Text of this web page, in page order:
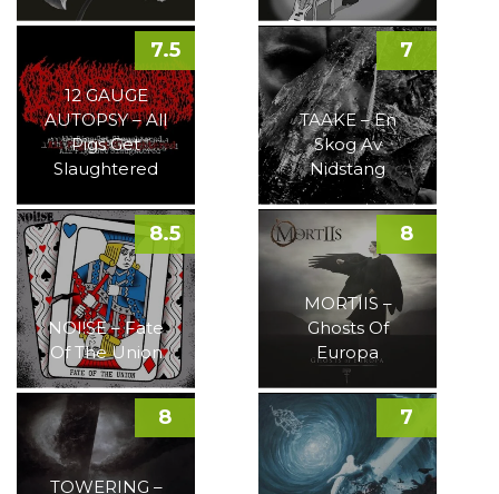
12 GAUGE
AUTOPSY – All
Pigs Get
Slaughtered
7.5
TAAKE – En
Skog Av
Nidstang
7
NOI!SE – Fate
Of The Union
8.5
MORTIIS –
Ghosts Of
Europa
8
TOWERING –
8 7